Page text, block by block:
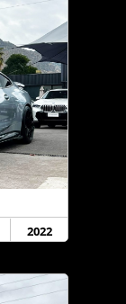
2022